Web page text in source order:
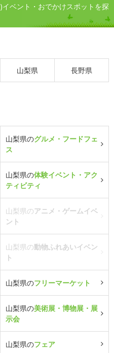
ベント・おでかけスポットを探
山梨県 長野県
山梨県のグルメ・フードフェ
ス
山梨県の体験イベント・アク
ティビティ
山梨県のアニメ・ゲームイベ
ント
山梨県の動物ふれあいイベン
ト
山梨県のフリーマーケット
山梨県の美術展・博物展・展
示会
山梨県のフェア